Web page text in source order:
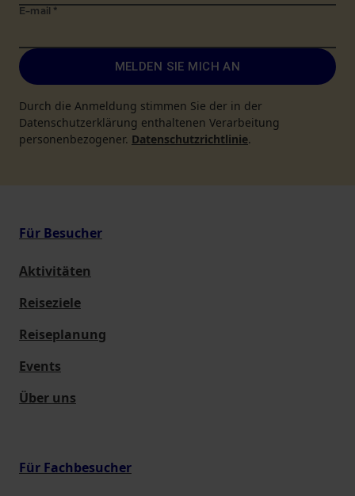
E-mail *
MELDEN SIE MICH AN
Durch die Anmeldung stimmen Sie der in der
Datenschutzerklärung enthaltenen Verarbeitung
personenbezogener. Datenschutzrichtlinie.
Für Besucher
Aktivitäten
Reiseziele
Reiseplanung
Events
Über uns
Für Fachbesucher